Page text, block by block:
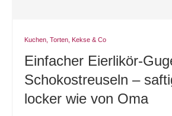
Kuchen, Torten, Kekse & Co
Einfacher Eierlikör-
Schokostreuseln –
locker wie von Oma